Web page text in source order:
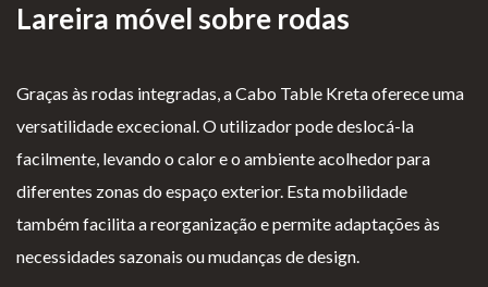
Lareira móvel sobre rodas
Graças às rodas integradas, a Cabo Table Kreta oferece uma
versatilidade excecional. O utilizador pode deslocá-la
facilmente, levando o calor e o ambiente acolhedor para
diferentes zonas do espaço exterior. Esta mobilidade
também facilita a reorganização e permite adaptações às
necessidades sazonais ou mudanças de design.